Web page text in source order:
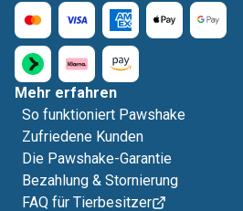
Mehr erfahren
So funktioniert Pawshake
Zufriedene Kunden
Die Pawshake-Garantie
Bezahlung & Stornierung
FAQ für Tierbesitzer